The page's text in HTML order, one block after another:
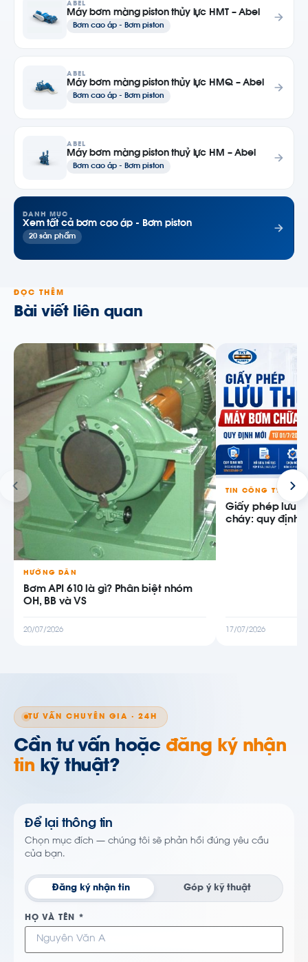
ABEL
Máy bơm màng piston thủy lực HMT – Abel
Bơm cao áp - Bơm piston
ABEL
Máy bơm màng piston thủy lực HMQ – Abel
Bơm cao áp - Bơm piston
ABEL
Máy bơm màng piston thuỷ lực HM – Abel
Bơm cao áp - Bơm piston
DANH MỤC
Xem tất cả bơm cao áp - Bơm piston
20 sản phẩm
ĐỌC THÊM
Bài viết liên quan
HƯỚNG DẪN
Bơm API 610 là gì? Phân biệt nhóm
OH, BB và VS
20/07/2026
TIN CÔNG TY
Giấy phép lưu
cháy: quy định
17/07/2026
TƯ VẤN CHUYÊN GIA · 24H
Cần tư vấn hoặc đăng ký nhận
tin kỹ thuật?
Để lại thông tin
Chọn mục đích — chúng tôi sẽ phản hồi đúng yêu cầu
của bạn.
Đăng ký nhận tin Góp ý kỹ thuật
HỌ VÀ TÊN *